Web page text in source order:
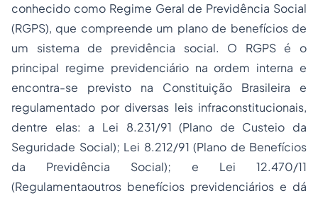
conhecido como Regime Geral de Previdência Social
(RGPS), que compreende um plano de benefícios de
um sistema de previdência social. O RGPS é o
principal regime previdenciário na ordem interna e
encontra-se previsto na Constituição Brasileira e
regulamentado por diversas leis infraconstitucionais,
dentre elas: a Lei 8.231/91 (Plano de Custeio da
Seguridade Social); Lei 8.212/91 (Plano de Benefícios
da Previdência Social); e Lei 12.470/11
(Regulamentaoutros benefícios previdenciários e dá